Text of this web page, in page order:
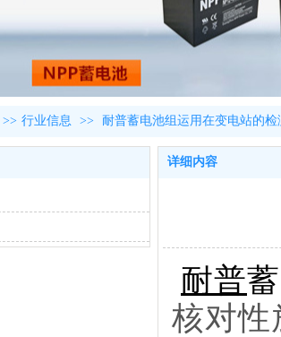
>> 行业信息 >> 耐普蓄电池组运用在变电站的检
详细内容
耐普
核对性